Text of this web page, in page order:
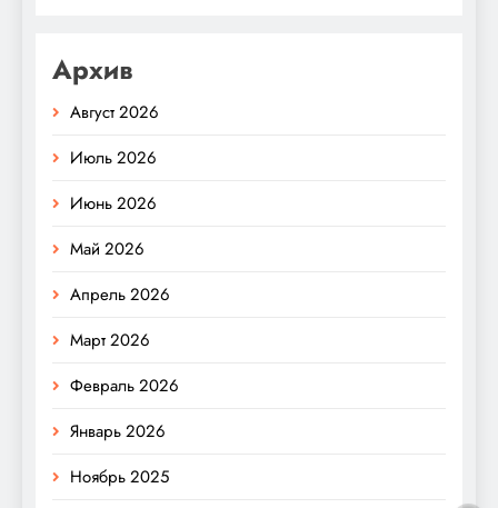
Архив
Август 2026
Июль 2026
Июнь 2026
Май 2026
Апрель 2026
Март 2026
Февраль 2026
Январь 2026
Ноябрь 2025